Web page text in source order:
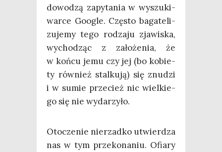
dowo­dzą zapy­ta­nia w wyszu­ki­
war­ce Google. Czę­sto baga­te­li­
zu­je­my tego rodza­ju zja­wi­ska,
wycho­dząc z zało­że­nia, że
w koń­cu jemu czy jej (bo kobie­
ty rów­nież stal­ku­ją) się znu­dzi
i w sumie prze­cież nic wiel­kie­
go się nie wydarzyło.
Oto­cze­nie nie­rzad­ko utwier­dza
nas w tym prze­ko­na­niu. Ofia­ry